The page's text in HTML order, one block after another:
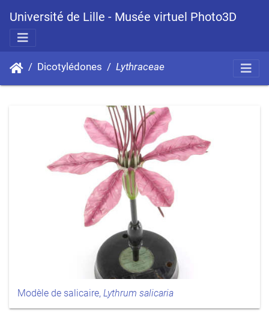
Université de Lille - Musée virtuel Photo3D
Dicotylédones Lythraceae
Modèle de salicaire, Lythrum salicaria